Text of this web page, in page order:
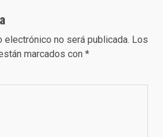
electrónico no será publicada. Los
marcados con *